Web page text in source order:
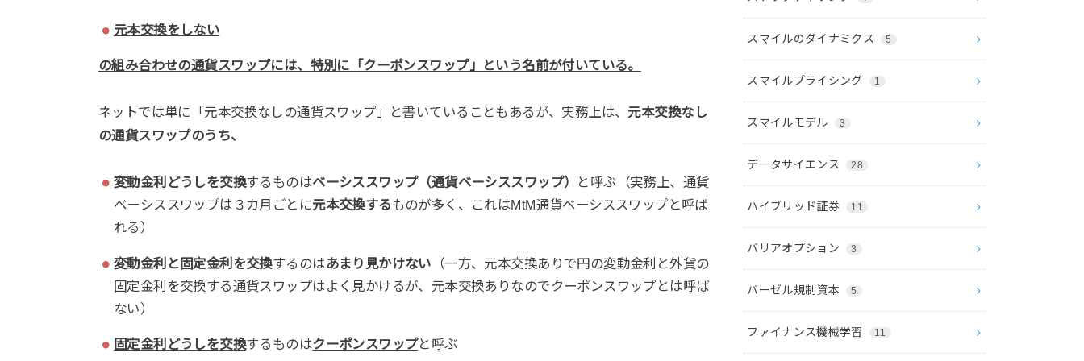
元本交換をしない
の組み合わせの通貨スワップには、特別に「クーポンスワップ」という名前が付いている。
ネットでは単に「元本交換なしの通貨スワップ」と書いていることもあるが、実務上は、 元本交換なし
の通貨スワップのうち、
変動金利どうしを交換するものはベーシススワップ（通貨ベーシススワップ）
と呼ぶ（実務上、通貨
ベーシススワップは３カ月ごとに元本交換するものが多く、これはMtM通貨ベーシススワップと呼ば
れる）
変動金利と固定金利を交換するのはあまり見かけない （一方、元本交換ありで円の変動金利と外貨の
固定金利を交換する通貨スワップはよく見かけるが、元本交換ありなのでクーポンスワップとは呼ば
ない）
固定金利どうしを交換するものはクーポンスワップと呼ぶ
スマイルのダイナミクス 5
スマイルプライシング 1
スマイルモデル 3
データサイエンス 28
ハイブリッド証券 11
バリアオプション 3
バーゼル規制資本 5
ファイナンス機械学習 11